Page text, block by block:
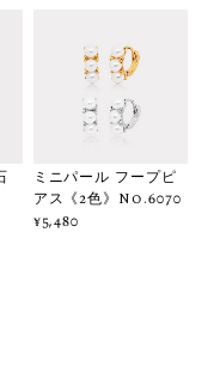
ミニパール フープピ
アス《2色》No.6070
¥5,480